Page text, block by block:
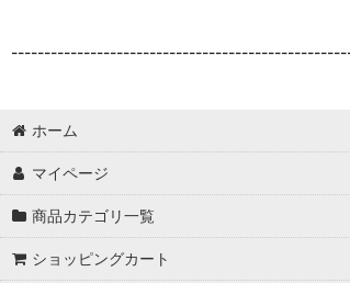
ホーム
マイページ
商品カテゴリ一覧
ショッピングカート